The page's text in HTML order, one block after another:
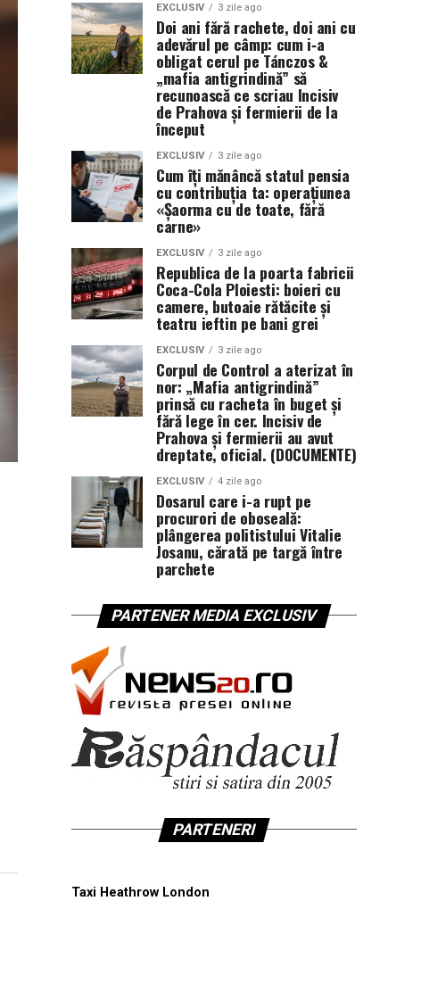
EXCLUSIV 3 zile ago
Doi ani fără rachete, doi ani cu
adevărul pe câmp: cum i‑a
obligat cerul pe Tánczos &
„mafia antigrindină” să
recunoască ce scriau Incisiv
de Prahova și fermierii de la
început
EXCLUSIV 3 zile ago
Cum îți mănâncă statul pensia
cu contribuția ta: operațiunea
«Șaorma cu de toate, fără
carne»
EXCLUSIV 3 zile ago
Republica de la poarta fabricii
Coca-Cola Ploiesti: boieri cu
camere, butoaie rătăcite și
teatru ieftin pe bani grei
EXCLUSIV 3 zile ago
Corpul de Control a aterizat în
nor: „Mafia antigrindină”
prinsă cu racheta în buget și
fără lege în cer. Incisiv de
Prahova și fermierii au avut
dreptate, oficial. (DOCUMENTE)
EXCLUSIV 4 zile ago
Dosarul care i-a rupt pe
procurori de oboseală:
plângerea politistului Vitalie
Josanu, cărată pe targă între
parchete
PARTENER MEDIA EXCLUSIV
PARTENERI
Taxi Heathrow London